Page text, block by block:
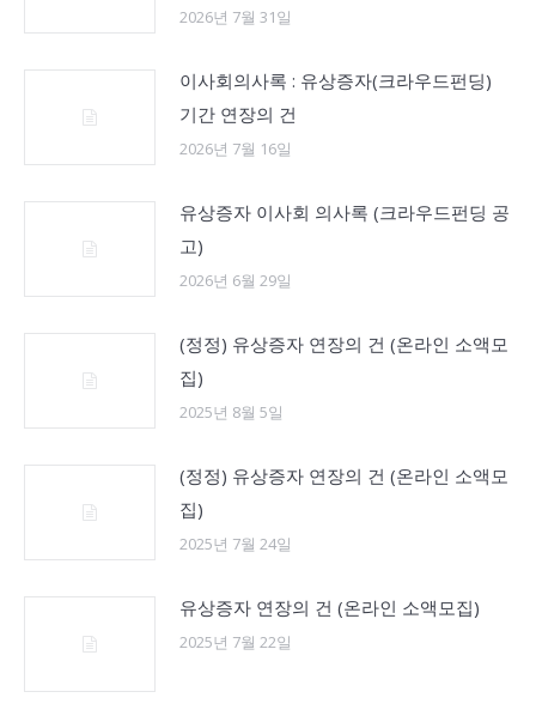
2026년 7월 31일
이사회의사록 : 유상증자(크라우드펀딩)
기간 연장의 건
2026년 7월 16일
유상증자 이사회 의사록 (크라우드펀딩 공
고)
2026년 6월 29일
(정정) 유상증자 연장의 건 (온라인 소액모
집)
2025년 8월 5일
(정정) 유상증자 연장의 건 (온라인 소액모
집)
2025년 7월 24일
유상증자 연장의 건 (온라인 소액모집)
2025년 7월 22일